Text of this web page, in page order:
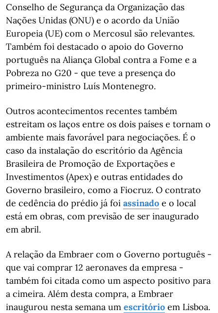
Conselho de Segurança da Organização das
Nações Unidas (ONU) e o acordo da União
Europeia (UE) com o Mercosul são relevantes.
Também foi destacado o apoio do Governo
português na Aliança Global contra a Fome e a
Pobreza no G20 - que teve a presença do
primeiro-ministro Luís Montenegro.
Outros acontecimentos recentes também
estreitam os laços entre os dois países e tornam o
ambiente mais favorável para negociações. É o
caso da instalação do escritório da Agência
Brasileira de Promoção de Exportações e
Investimentos (Apex) e outras entidades do
Governo brasileiro, como a Fiocruz. O contrato
de cedência do prédio já foi assinado e o local
está em obras, com previsão de ser inaugurado
em abril.
A relação da Embraer com o Governo português -
que vai comprar 12 aeronaves da empresa -
também foi citada como um aspecto positivo para
a cimeira. Além desta compra, a Embraer
inaugurou nesta semana um escritório em Lisboa.